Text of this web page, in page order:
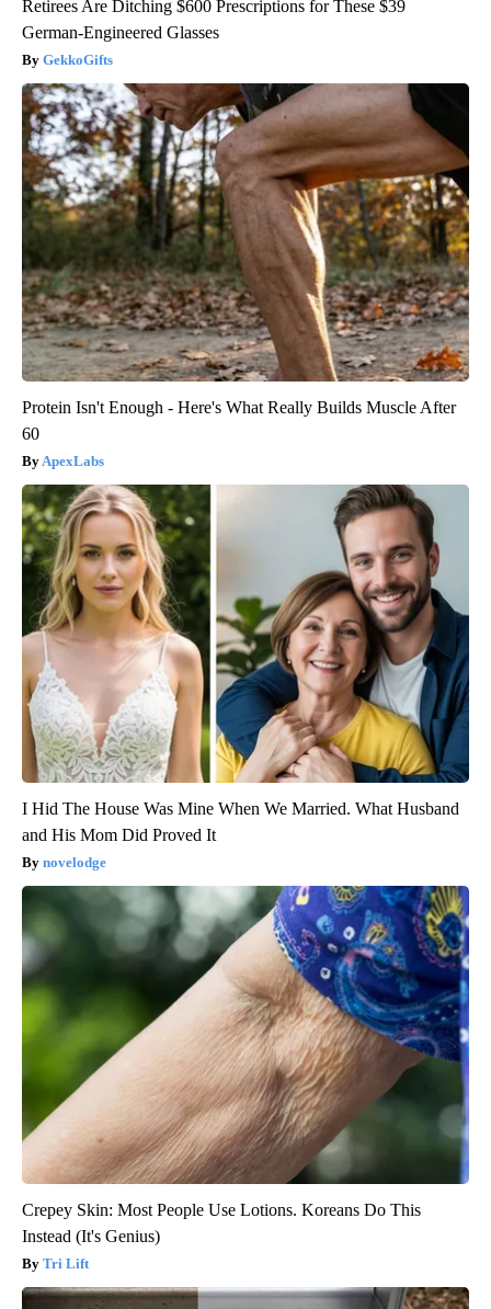
Retirees Are Ditching $600 Prescriptions for These $39
German-Engineered Glasses
GekkoGifts
Protein Isn't Enough - Here's What Really Builds Muscle After
60
ApexLabs
I Hid The House Was Mine When We Married. What Husband
and His Mom Did Proved It
novelodge
Crepey Skin: Most People Use Lotions. Koreans Do This
Instead (It's Genius)
Tri Lift